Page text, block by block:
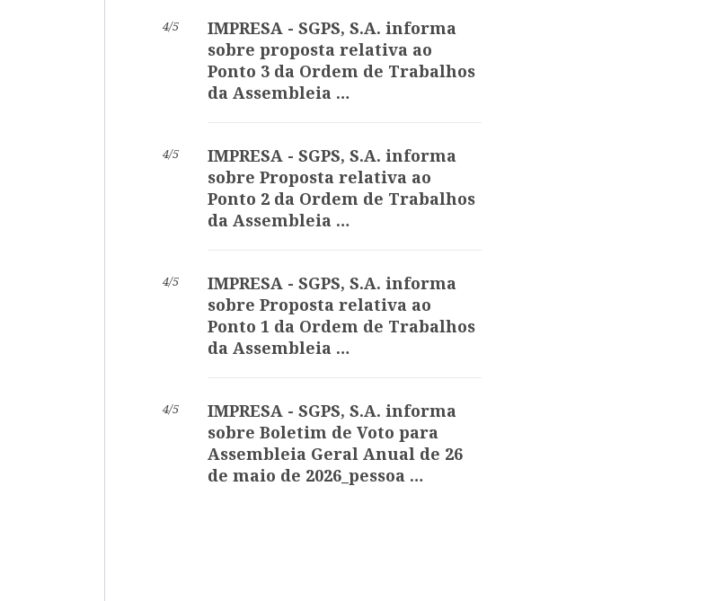
4/5
IMPRESA - SGPS, S.A. informa
sobre proposta relativa ao
Ponto 3 da Ordem de Trabalhos
da Assembleia …
4/5
IMPRESA - SGPS, S.A. informa
sobre Proposta relativa ao
Ponto 2 da Ordem de Trabalhos
da Assembleia …
4/5
IMPRESA - SGPS, S.A. informa
sobre Proposta relativa ao
Ponto 1 da Ordem de Trabalhos
da Assembleia …
4/5
IMPRESA - SGPS, S.A. informa
sobre Boletim de Voto para
Assembleia Geral Anual de 26
de maio de 2026_pessoa …